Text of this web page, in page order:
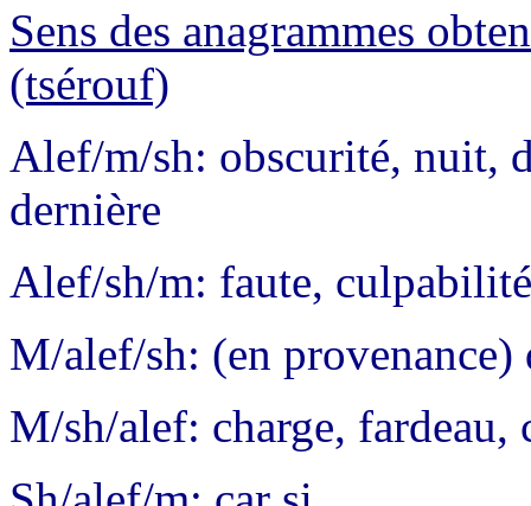
Sens des anagrammes
(tsérouf)
Alef/m/sh: obscurité, nuit,
dernière
Alef/sh/m: faute,
M/alef/sh: (en provenance)
M/sh/alef: charge, fardeau,